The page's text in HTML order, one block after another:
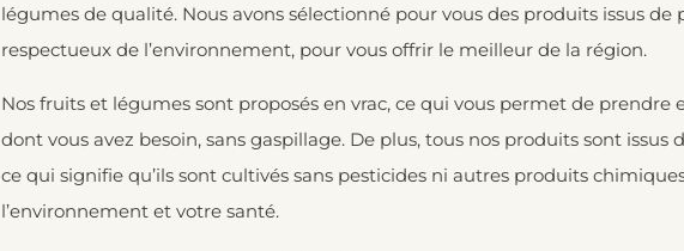
légumes de qualité. Nous avons sélectionné pour vous des produits issus de
respectueux de l’environnement, pour vous offrir le meilleur de la région.
Nos fruits et légumes sont proposés en vrac, ce qui vous permet de
dont vous avez besoin, sans gaspillage. De plus, tous nos produits sont issus
ce qui signifie qu’ils sont cultivés sans pesticides ni autres produits
l’environnement et votre santé.